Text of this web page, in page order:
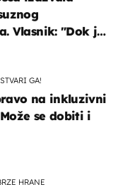
Vlasnik: "Dok je
GA!
na inkluzivni
se dobiti i
HRANE